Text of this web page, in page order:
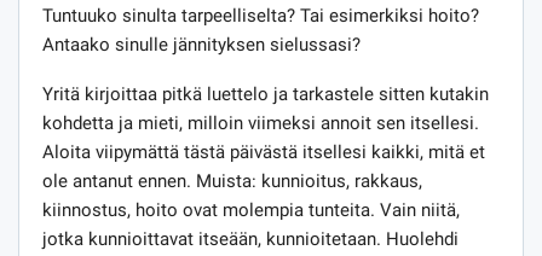
Tuntuuko sinulta tarpeelliselta? Tai esimerkiksi hoito?
Antaako sinulle jännityksen sielussasi?
Yritä kirjoittaa pitkä luettelo ja tarkastele sitten kutakin
kohdetta ja mieti, milloin viimeksi annoit sen itsellesi.
Aloita viipymättä tästä päivästä itsellesi kaikki, mitä et
ole antanut ennen. Muista: kunnioitus, rakkaus,
kiinnostus, hoito ovat molempia tunteita. Vain niitä,
jotka kunnioittavat itseään, kunnioitetaan. Huolehdi